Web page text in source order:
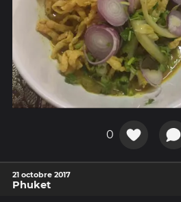
0
21 octobre 2017
Phuket